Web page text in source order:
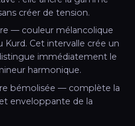
créer de tension.
— couleur mélancolique
Kurd. Cet intervalle crée un
immédiatement le
harmonique.
bémolisée — complète la
enveloppante de la